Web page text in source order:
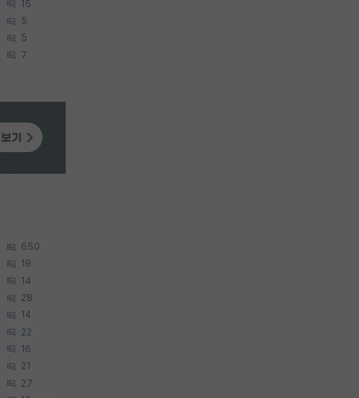
15
5
5
7
650
19
14
28
14
22
16
21
27